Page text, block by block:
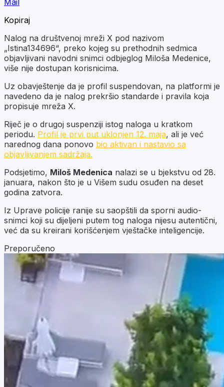
Kopiraj
Nalog na društvenoj mreži X pod nazivom
„Istina134696“, preko kojeg su prethodnih sedmica
objavljivani navodni snimci odbjeglog Miloša Medenice,
više nije dostupan korisnicima.
Uz obavještenje da je profil suspendovan, na platformi je
navedeno da je nalog prekršio standarde i pravila koja
propisuje mreža X.
Riječ je o drugoj suspenziji istog naloga u kratkom
periodu. Profil je prvi put uklonjen 12. maja, ali je već
narednog dana ponovo bio aktivan i nastavio sa
objavljivanjem sadržaja.
Podsjetimo, Miloš Medenica nalazi se u bjekstvu od 28.
januara, nakon što je u Višem sudu osuđen na deset
godina zatvora.
Iz Uprave policije ranije su saopštili da sporni audio-
snimci koji su dijeljeni putem tog naloga nijesu autentični,
već da su kreirani korišćenjem vještačke inteligencije.
Preporučeno